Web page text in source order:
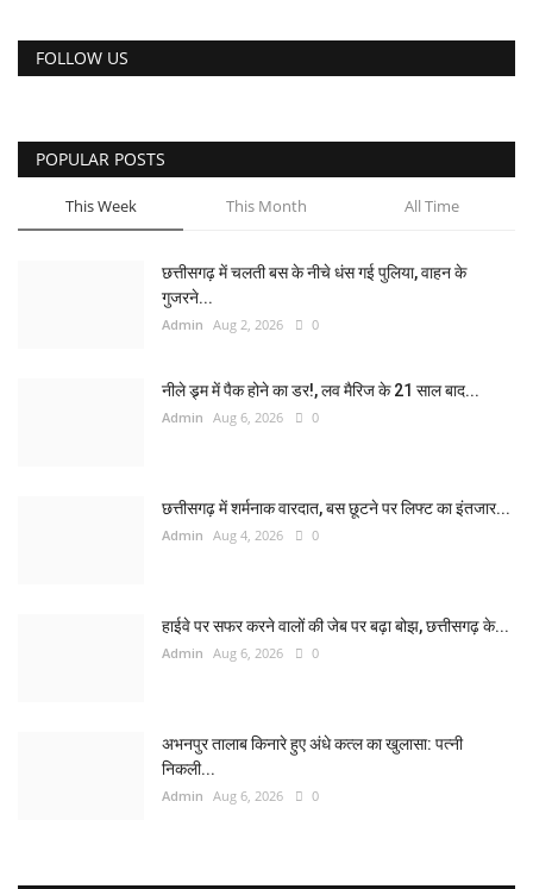
FOLLOW US
POPULAR POSTS
This Week This Month All Time
छत्तीसगढ़ में चलती बस के नीचे धंस गई पुलिया, वाहन के
गुजरने...
Admin Aug 2, 2026 0
नीले ड्र्म में पैक होने का डर!, लव मैरिज के 21 साल बाद...
Admin Aug 6, 2026 0
छत्तीसगढ़ में शर्मनाक वारदात, बस छूटने पर लिफ्ट का इंतजार...
Admin Aug 4, 2026 0
हाईवे पर सफर करने वालों की जेब पर बढ़ा बोझ, छत्तीसगढ़ के...
Admin Aug 6, 2026 0
अभनपुर तालाब किनारे हुए अंधे कत्ल का खुलासा: पत्नी
निकली...
Admin Aug 6, 2026 0